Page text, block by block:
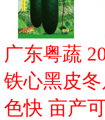
广东粤蔬
铁心黑皮
色快 亩产